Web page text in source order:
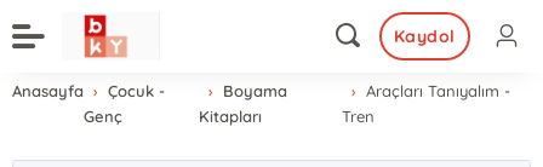
Kaydol
Anasayfa
Çocuk -
Genç
Boyama
Kitapları
Araçları Tanıyalım -
Tren